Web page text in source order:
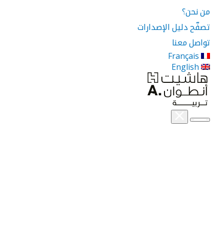
من نحن؟
تصفّح دليل الإصدارات
تواصل معنا
Français
English